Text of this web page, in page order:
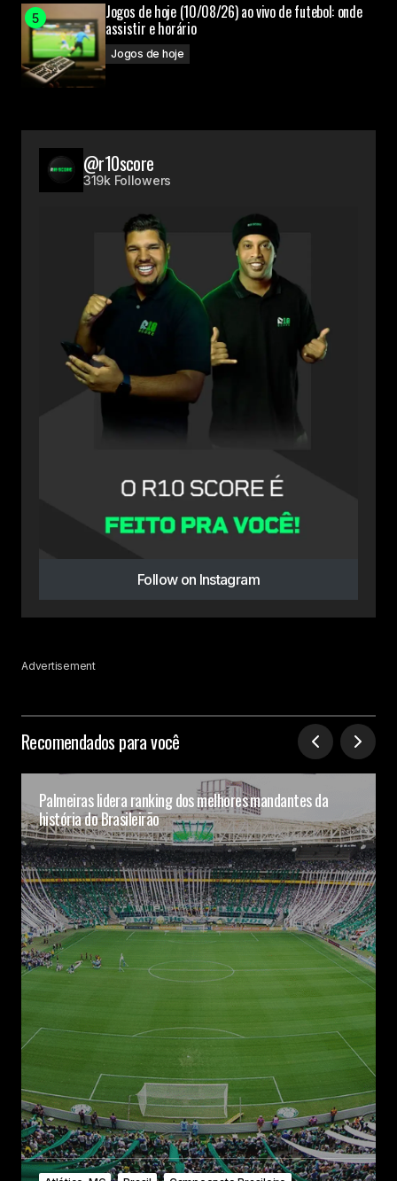
Jogos de hoje (10/08/26) ao vivo de futebol: onde
assistir e horário
Jogos de hoje
@r10score
319k Followers
Follow on Instagram
Advertisement
Recomendados para você
Palmeiras lidera ranking dos melhores mandantes da
história do Brasileirão